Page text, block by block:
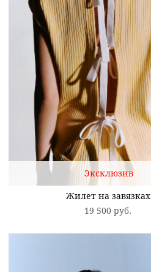
Эксклюзив
Жилет на завязках
19 500 pуб.